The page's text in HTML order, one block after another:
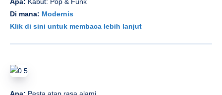
Apa: Kabut: Pop & Funk
Di mana: Modernis
Klik di sini untuk membaca lebih lanjut